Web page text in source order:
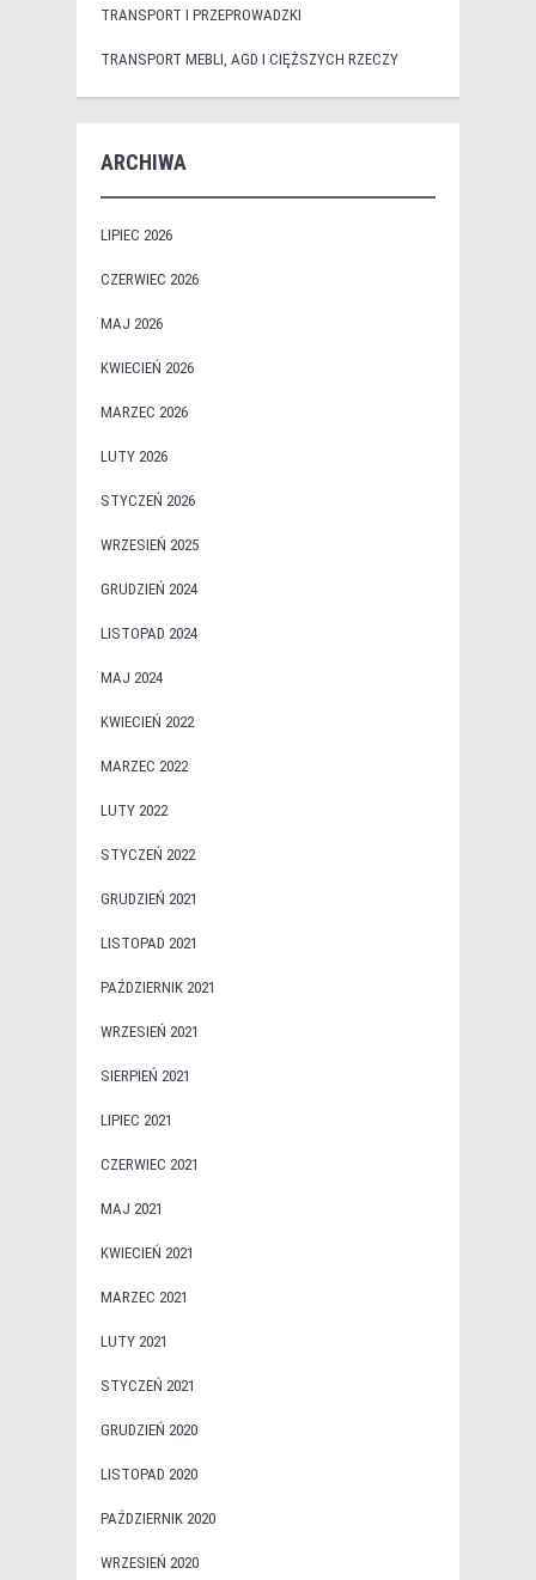
TRANSPORT I PRZEPROWADZKI
TRANSPORT MEBLI, AGD I CIĘŻSZYCH RZECZY
ARCHIWA
LIPIEC 2026
CZERWIEC 2026
MAJ 2026
KWIECIEŃ 2026
MARZEC 2026
LUTY 2026
STYCZEŃ 2026
WRZESIEŃ 2025
GRUDZIEŃ 2024
LISTOPAD 2024
MAJ 2024
KWIECIEŃ 2022
MARZEC 2022
LUTY 2022
STYCZEŃ 2022
GRUDZIEŃ 2021
LISTOPAD 2021
PAŹDZIERNIK 2021
WRZESIEŃ 2021
SIERPIEŃ 2021
LIPIEC 2021
CZERWIEC 2021
MAJ 2021
KWIECIEŃ 2021
MARZEC 2021
LUTY 2021
STYCZEŃ 2021
GRUDZIEŃ 2020
LISTOPAD 2020
PAŹDZIERNIK 2020
WRZESIEŃ 2020